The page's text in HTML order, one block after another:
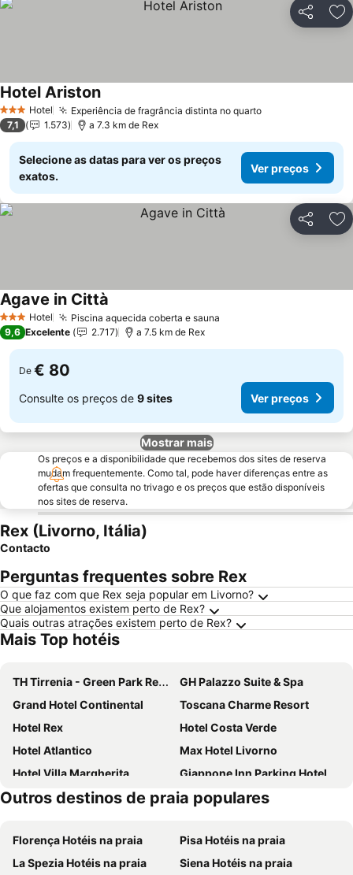
Partilhar
3 EstrelasHotel Experiência de fragrância distinta no quartoVer preços
Hotel AristonVer preços
7,1 1.573 a 7.3 km de Rex
Selecione as datas para ver os preços
exatos.
Ver preços
Partilhar
3 EstrelasHotel Piscina aquecida coberta e sauna
Agave in Città
9,6 Excelente 2.717 a 7.5 km de Rex
De € 80
Consulte os preços de 9 sites Ver preços
Mostrar mais
Os preços e a disponibilidade que recebemos dos sites de reserva
mudam frequentemente. Como tal, pode haver diferenças entre as
ofertas que consulta no trivago e os preços que estão disponíveis
nos sites de reserva.
Rex (Livorno, Itália)
Contacto
Perguntas frequentes sobre Rex
O que faz com que Rex seja popular em Livorno?
Que alojamentos existem perto de Rex?
Quais outras atrações existem perto de Rex?
Mais Top hotéis
TH Tirrenia - Green Park Resort
GH Palazzo Suite & Spa
Grand Hotel Continental
Toscana Charme Resort
Hotel Rex
Hotel Costa Verde
Hotel Atlantico
Max Hotel Livorno
Hotel Villa Margherita
Giappone Inn Parking Hotel
Hotel Stazione
Hotel Ariston
Game Rooms Experience
Grand Hotel Golf
The Port Residence
Hotel Modi
Outros destinos de praia populares
Florença Hotéis na praia
Pisa Hotéis na praia
La Spezia Hotéis na praia
Siena Hotéis na praia